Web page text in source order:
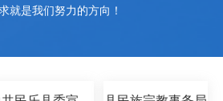
就是我们努力的方向！